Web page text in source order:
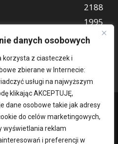
danych osobowych
korzysta z ciasteczek i
zbierane w Internecie:
usługi na najwyższym
klikając AKCEPTUJĘ,
dane osobowe takie jak adresy
do celów marketingowych,
wyświetlania reklam
i preferencji w
2188
1995
847